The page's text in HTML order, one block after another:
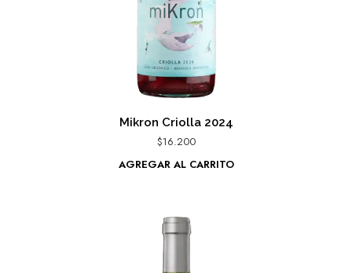
Mikron Criolla 2024
$16.200
AGREGAR AL CARRITO